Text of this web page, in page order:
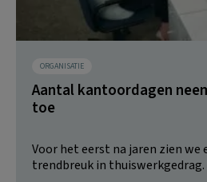
ORGANISATIE
Aantal kantoordagen
toe
Voor het eerst na jaren zien we
trendbreuk in thuiswerkgedrag.